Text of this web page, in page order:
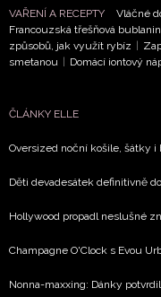
VAŘENÍ A RECEPTY Vláčné
Francouzská třešňová
způsobů, jak využít rybíz |
smetanou | Domácí iontový
ČLÁNKY ELLE
Oversized noční košile, šátky i
Děti devadesátek definitivně
Hollywood propadl neslušné
Champagne O'Clock s Evou
Nonna-maxxing: Dánky